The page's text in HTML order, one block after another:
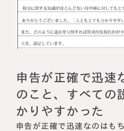
ご相談の流れ
選ばれる理由
よくある質問
相続を学ぶ
相続税申告について
ご相談の流れ
相続に備えたい方へ
生前対策相談について
申告が正確で迅速
のこと、すべての
かりやすかった
申告が正確で迅速なのはも